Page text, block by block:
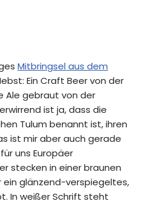
Mitbringsel aus dem
Ein Craft Beer von der
Ale gebraut von der
ist ja, dass die
Tulum benannt ist, ihren
ist mir aber auch gerade
uns Europäer
stecken in einer braunen
ein glänzend-verspiegeltes,
In weißer Schrift steht